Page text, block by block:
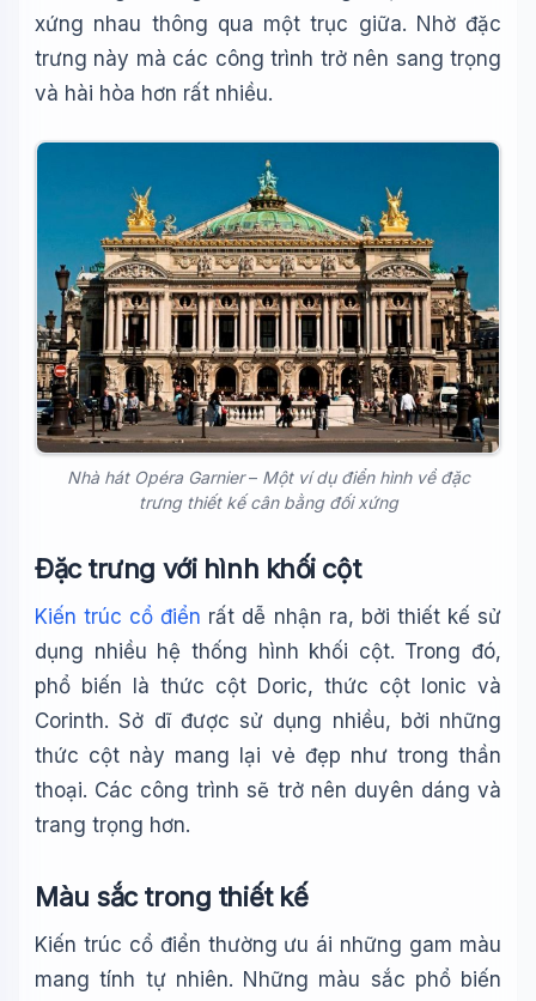
xứng nhau thông qua một trục giữa. Nhờ đặc
trưng này mà các công trình trở nên sang trọng
và hài hòa hơn rất nhiều.
Nhà hát Opéra Garnier– Một ví dụ điển hình về đặc
trưng thiết kế cân bằng đối xứng
Đặc trưng với hình khối cột
Kiến trúc cổ điển rất dễ nhận ra, bởi thiết kế sử
dụng nhiều hệ thống hình khối cột. Trong đó,
phổ biến là thức cột Doric, thức cột Ionic và
Corinth. Sở dĩ được sử dụng nhiều, bởi những
thức cột này mang lại vẻ đẹp như trong thần
thoại. Các công trình sẽ trở nên duyên dáng và
trang trọng hơn.
Màu sắc trong thiết kế
Kiến trúc cổ điển thường ưu ái những gam màu
mang tính tự nhiên. Những màu sắc phổ biến